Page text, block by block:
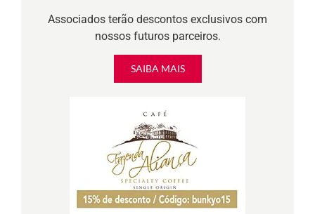
Associados terão descontos exclusivos com
nossos futuros parceiros.
SAIBA MAIS